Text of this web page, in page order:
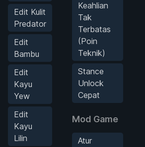
Edit Kulit
Predator
Edit
Bambu
Edit
Kayu
Yew
Edit
Kayu
Lilin
Keahlian
Tak
Terbatas
(Poin
Teknik)
Stance
Unlock
Cepat
Mod Game
Atur